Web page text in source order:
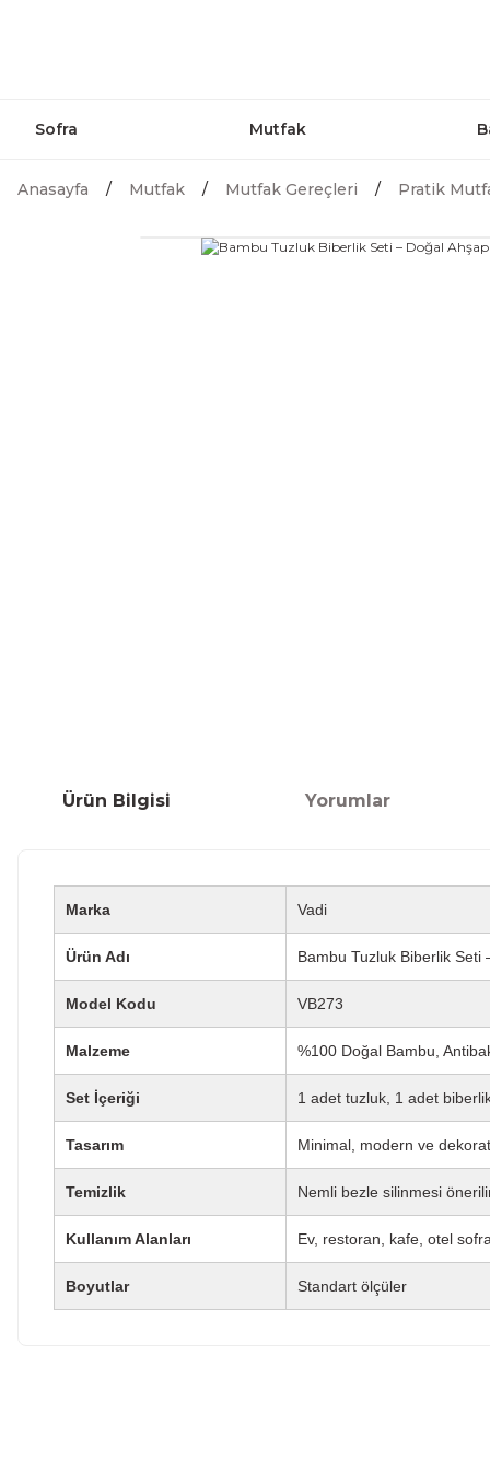
Sofra Mutfak
Anasayfa Mutfak Mutfak Gereçleri Pratik
Ürün Bilgisi Yorumlar
Marka Vadi
Ürün Adı Bambu Tuzluk Biberlik Seti
Model Kodu VB273
Malzeme %100 Doğal Bambu,
Set İçeriği 1 adet tuzluk, 1 adet
Tasarım Minimal, modern ve
Temizlik Nemli bezle silinmesi
Kullanım Alanları Ev, restoran, kafe, otel
Boyutlar Standart ölçüler